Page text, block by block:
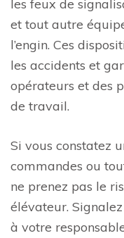
les feux de
et tout autre
l’engin. Ces
les accidents et
opérateurs et des
de travail.
Si vous constatez
commandes ou
ne prenez pas le
élévateur.
à votre